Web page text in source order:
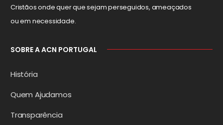
Cristãos onde quer que sejam perseguidos, ameaçados
ou em necessidade.
SOBRE A ACN PORTUGAL
História
Quem Ajudamos
Transparência